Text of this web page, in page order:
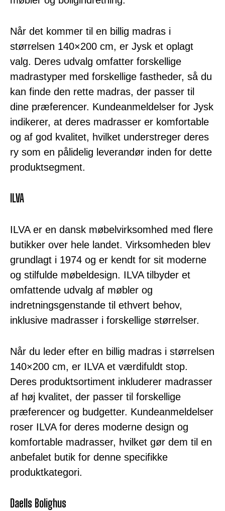
Når det kommer til en billig madras i
størrelsen 140×200 cm, er Jysk et oplagt
valg. Deres udvalg omfatter forskellige
madrastyper med forskellige fastheder, så du
kan finde den rette madras, der passer til
dine præferencer. Kundeanmeldelser for Jysk
indikerer, at deres madrasser er komfortable
og af god kvalitet, hvilket understreger deres
ry som en pålidelig leverandør inden for dette
produktsegment.
ILVA
ILVA er en dansk møbelvirksomhed med flere
butikker over hele landet. Virksomheden blev
grundlagt i 1974 og er kendt for sit moderne
og stilfulde møbeldesign. ILVA tilbyder et
omfattende udvalg af møbler og
indretningsgenstande til ethvert behov,
inklusive madrasser i forskellige størrelser.
Når du leder efter en billig madras i størrelsen
140×200 cm, er ILVA et værdifuldt stop.
Deres produktsortiment inkluderer madrasser
af høj kvalitet, der passer til forskellige
præferencer og budgetter. Kundeanmeldelser
roser ILVA for deres moderne design og
komfortable madrasser, hvilket gør dem til en
anbefalet butik for denne specifikke
produktkategori.
Daells Bolighus